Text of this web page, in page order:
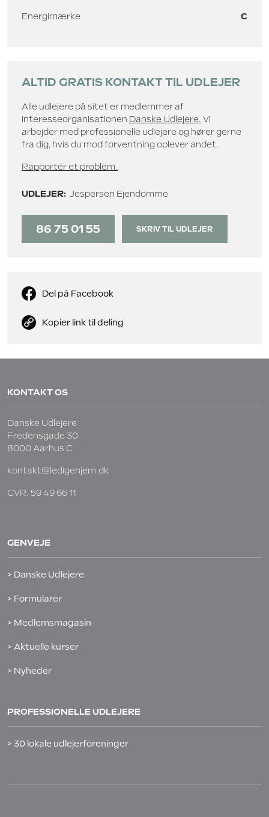
Energimærke C
ALTID GRATIS KONTAKT TIL UDLEJER
Alle udlejere på sitet er medlemmer af
interesseorganisationen Danske Udlejere. Vi
arbejder med professionelle udlejere og hører gerne
fra dig, hvis du mod forventning oplever andet.
Rapportér et problem.
UDLEJER: Jespersen Ejendomme
86 75 01 55 SKRIV TIL UDLEJER
Del på Facebook
Kopier link til deling
KONTAKT OS
Danske Udlejere
Fredensgade 30
8000 Aarhus C
kontakt@ledigehjem.dk
CVR. 59 49 66 11
GENVEJE
> Danske Udlejere
> Formularer
> Medlemsmagasin
> Aktuelle kurser
> Nyheder
PROFESSIONELLE UDLEJERE
> 30 lokale udlejerforeninger